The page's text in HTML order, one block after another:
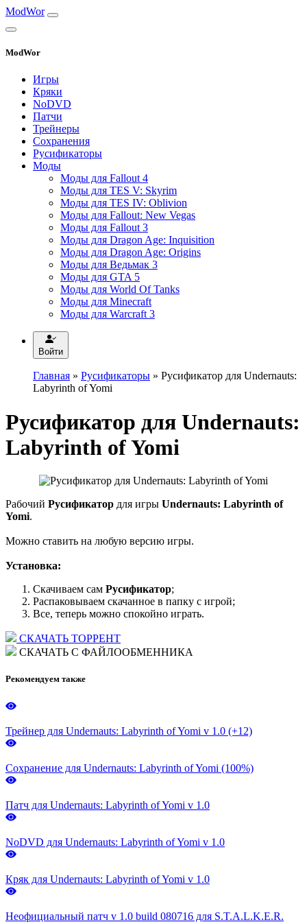
ModWor
ModWor
Игры
Кряки
NoDVD
Патчи
Трейнеры
Сохранения
Русификаторы
Моды
Моды для Fallout 4
Моды для TES V: Skyrim
Моды для TES IV: Oblivion
Моды для Fallout: New Vegas
Моды для Fallout 3
Моды для Dragon Age: Inquisition
Моды для Dragon Age: Origins
Моды для Ведьмак 3
Моды для GTA 5
Моды для World Of Tanks
Моды для Minecraft
Моды для Warcraft 3
Войти
Главная » Русификаторы » Русификатор для Undernauts:
Labyrinth of Yomi
Русификатор для Undernauts:
Labyrinth of Yomi
Рабочий Русификатор для игры Undernauts: Labyrinth of
Yomi.
Можно ставить на любую версию игры.
Установка:
Скачиваем сам Русификатор;
Распаковываем скачанное в папку с игрой;
Все, теперь можно спокойно играть.
СКАЧАТЬ ТОРРЕНТ
СКАЧАТЬ С ФАЙЛООБМЕННИКА
Рекомендуем также
Трейнер для Undernauts: Labyrinth of Yomi v 1.0 (+12)
Сохранение для Undernauts: Labyrinth of Yomi (100%)
Патч для Undernauts: Labyrinth of Yomi v 1.0
NoDVD для Undernauts: Labyrinth of Yomi v 1.0
Кряк для Undernauts: Labyrinth of Yomi v 1.0
Неофициальный патч v 1.0 build 080716 для S.T.A.L.K.E.R.